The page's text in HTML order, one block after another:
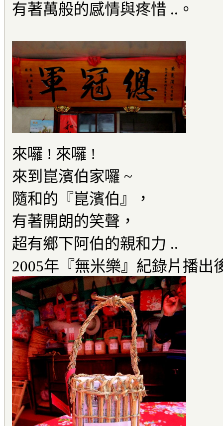
有著萬般的感情與疼惜 ..。
來囉 ! 來囉 !
來到崑濱伯家囉 ~
隨和的『崑濱伯』，
有著開朗的笑聲，
超有鄉下阿伯的親和力 ..
2005年『無米樂』紀錄片播出